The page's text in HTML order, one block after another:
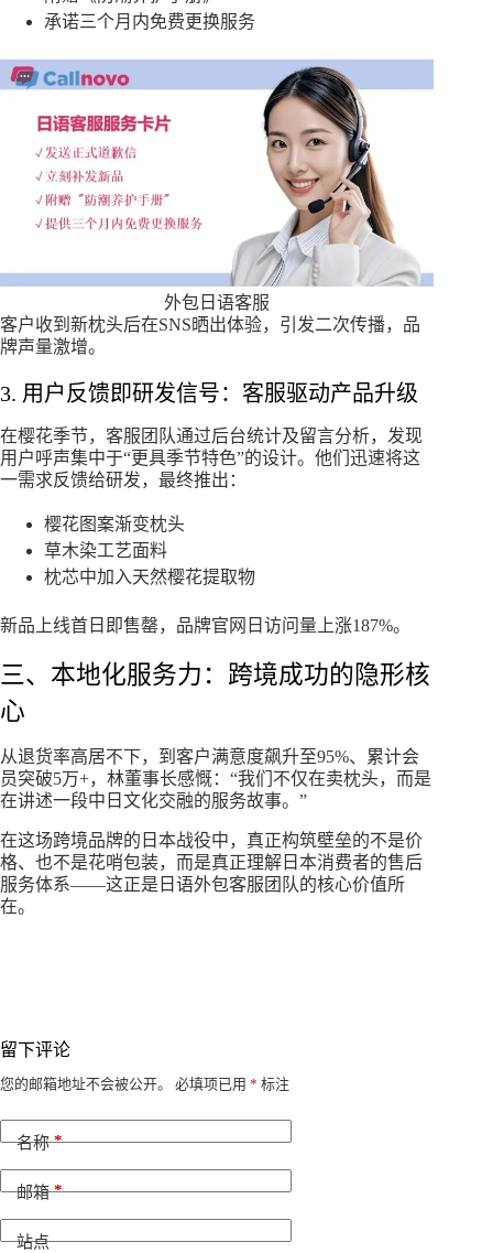
承诺三个月内免费更换服务
外包日语客服
客户收到新枕头后在SNS晒出体验，引发二次传播，品
牌声量激增。
3. 用户反馈即研发信号：客服驱动产品升级
在樱花季节，客服团队通过后台统计及留言分析，发现
用户呼声集中于“更具季节特色”的设计。他们迅速将这
一需求反馈给研发，最终推出：
樱花图案渐变枕头
草木染工艺面料
枕芯中加入天然樱花提取物
新品上线首日即售罄，品牌官网日访问量上涨187%。
三、本地化服务力：跨境成功的隐形核
心
从退货率高居不下，到客户满意度飙升至95%、累计会
员突破5万+，林董事长感慨：“我们不仅在卖枕头，而是
在讲述一段中日文化交融的服务故事。”
在这场跨境品牌的日本战役中，真正构筑壁垒的不是价
格、也不是花哨包装，而是真正理解日本消费者的售后
服务体系——这正是日语外包客服团队的核心价值所
在。
留下评论
您的邮箱地址不会被公开。 必填项已用 * 标注
名称*
邮箱*
站点
A
t
e
t
i